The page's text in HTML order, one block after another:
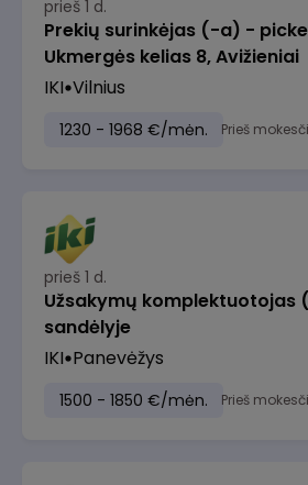
prieš 1 d.
Prekių surinkėjas (-a) -
Ukmergės kelias 8, Avižieniai
IKI Vilnius
1230 - 1968 €/mėn. Prieš
prieš 1 d.
Užsakymų
sandėlyje
IKI Panevėžys
1500 - 1850 €/mėn. Prieš